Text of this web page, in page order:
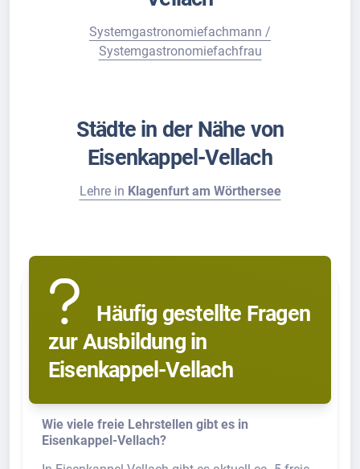
Systemgastronomiefachmann /
Systemgastronomiefachfrau
Städte in der Nähe von
Eisenkappel-Vellach
Lehre in Klagenfurt am Wörthersee
Häufig gestellte Fragen
zur Ausbildung in
Eisenkappel-Vellach
Wie viele freie Lehrstellen gibt es in
Eisenkappel-Vellach?